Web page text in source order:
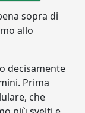
sopra di
allo
decisamente
Prima
che